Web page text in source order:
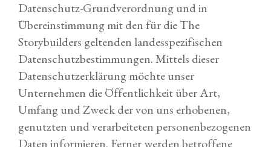
Datenschutz-Grundverordnung und in
Übereinstimmung mit den für die The
Storybuilders geltenden landesspezifischen
Datenschutzbestimmungen. Mittels dieser
Datenschutzerklärung möchte unser
Unternehmen die Öffentlichkeit über Art,
Umfang und Zweck der von uns erhobenen,
genutzten und verarbeiteten personenbezogenen
Daten informieren. Ferner werden betroffene